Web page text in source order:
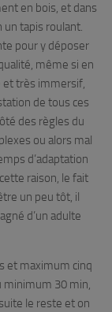
en bois, et dans
un tapis roulant.
pour y déposer
même si en
et très immersif,
de tous ces
des règles du
ou alors mal
d’adaptation
raison, le fait
un peu tôt, il
d’un adulte
et maximum cinq
minimum 30 min,
le reste et on